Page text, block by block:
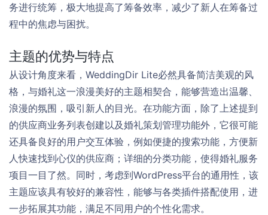
务进行统筹，极大地提高了筹备效率，减少了新人在筹备过
程中的焦虑与困扰。
主题的优势与特点
从设计角度来看，WeddingDir Lite必然具备简洁美观的风
格，与婚礼这一浪漫美好的主题相契合，能够营造出温馨、
浪漫的氛围，吸引新人的目光。在功能方面，除了上述提到
的供应商业务列表创建以及婚礼策划管理功能外，它很可能
还具备良好的用户交互体验，例如便捷的搜索功能，方便新
人快速找到心仪的供应商；详细的分类功能，使得婚礼服务
项目一目了然。同时，考虑到WordPress平台的通用性，该
主题应该具有较好的兼容性，能够与各类插件搭配使用，进
一步拓展其功能，满足不同用户的个性化需求。